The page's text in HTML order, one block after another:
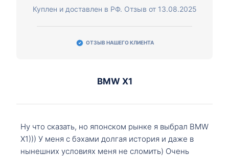
Куплен и доставлен в РФ. Отзыв от 13.08.2025
ОТЗЫВ НАШЕГО КЛИЕНТА
BMW X1
Ну что сказать, но японском рынке я выбрал BMW
X1))) У меня с бэхами долгая история и даже в
нынешних условиях меня не сломить) Очень